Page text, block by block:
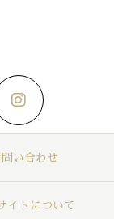
問い合わせ
イトについて